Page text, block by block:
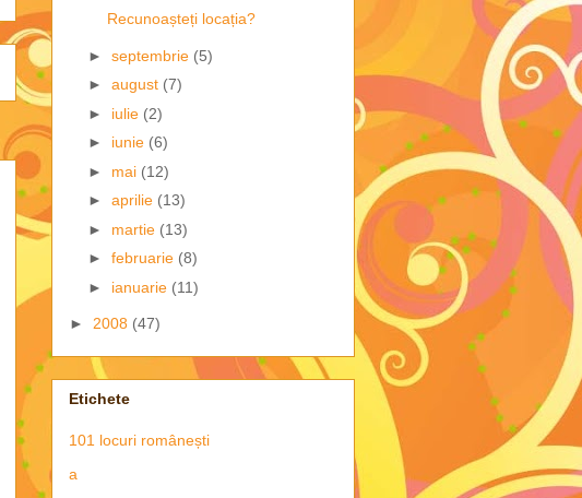
Recunoașteți locația?
► septembrie (5)
► august (7)
► iulie (2)
► iunie (6)
► mai (12)
► aprilie (13)
► martie (13)
► februarie (8)
► ianuarie (11)
► 2008 (47)
Etichete
101 locuri românești
a